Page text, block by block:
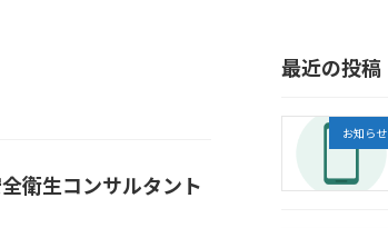
衛生コンサルタント
最近の投稿
お知らせ